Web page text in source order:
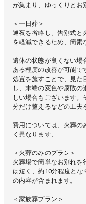
が集まり、ゆっくりとお
＜一日葬＞
通夜を省略し、告別式と
を軽減できるため、簡素
遺体の状態が良くない場
ある程度の改善が可能で
処置を施すことで、見た
し、末端の変色や腐敗
しい場合もございます
分だけ整えるなどの工夫
費用については、火葬の
く異なります。
＜火葬のみのプラン＞
火葬場で簡単なお別れを
は短く、約10分程度と
の内容が含まれます。
＜家族葬プラン＞